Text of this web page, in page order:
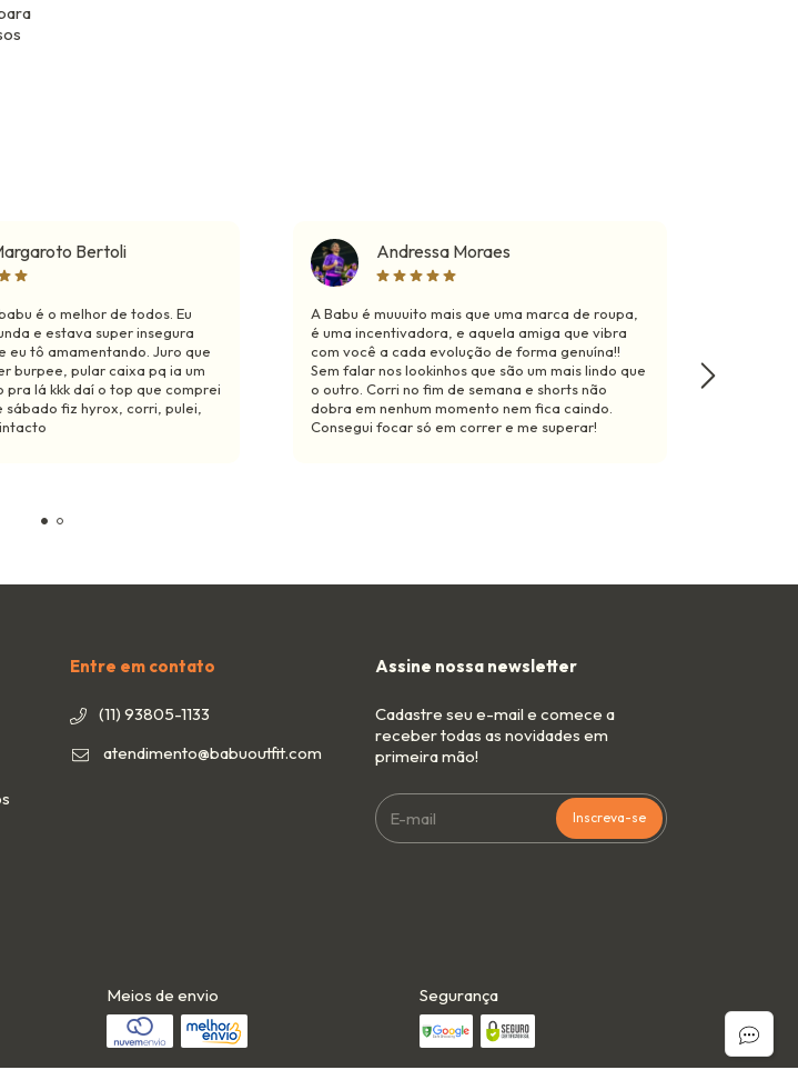
Bertoli
é o melhor de todos. Eu
e estava super insegura
eu tô amamentando. Juro que
burpee, pular caixa pq ia um
lá kkk daí o top que comprei
sábado fiz hyrox, corri, pulei,
Andressa Moraes
A Babu é muuuito mais que uma marca de roupa,
é uma incentivadora, e aquela amiga que vibra
com você a cada evolução de forma genuína!!
Sem falar nos lookinhos que são um mais lindo que
o outro. Corri no fim de semana e shorts não
dobra em nenhum momento nem fica caindo.
Consegui focar só em correr e me superar!
Entre em contato
(11) 93805-1133
atendimento@babuoutfit.com
Assine nossa newsletter
Cadastre seu e-mail e comece a
receber todas as novidades em
primeira mão!
Meios de envio Segurança